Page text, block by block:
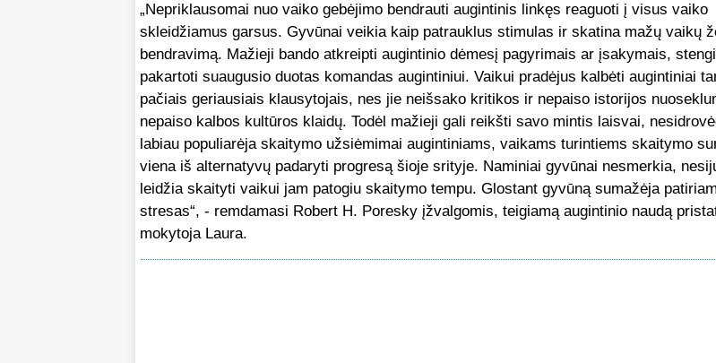
„Nepriklausomai nuo vaiko gebėjimo bendrauti augintinis linkęs reaguoti į visus vaiko
skleidžiamus garsus. Gyvūnai veikia kaip patrauklus stimulas ir skatina mažų vaikų
bendravimą. Mažieji bando atkreipti augintinio dėmesį pagyrimais ar įsakymais,
pakartoti suaugusio duotas komandas augintiniui. Vaikui pradėjus kalbėti augintiniai
pačiais geriausiais klausytojais, nes jie neišsako kritikos ir nepaiso istorijos
nepaiso kalbos kultūros klaidų. Todėl mažieji gali reikšti savo mintis laisvai,
labiau populiarėja skaitymo užsiėmimai augintiniams, vaikams turintiems skaitymo
viena iš alternatyvų padaryti progresą šioje srityje. Naminiai gyvūnai nesmerkia,
leidžia skaityti vaikui jam patogiu skaitymo tempu. Glostant gyvūną sumažėja
stresas“, - remdamasi Robert H. Poresky įžvalgomis, teigiamą augintinio naudą
mokytoja Laura.